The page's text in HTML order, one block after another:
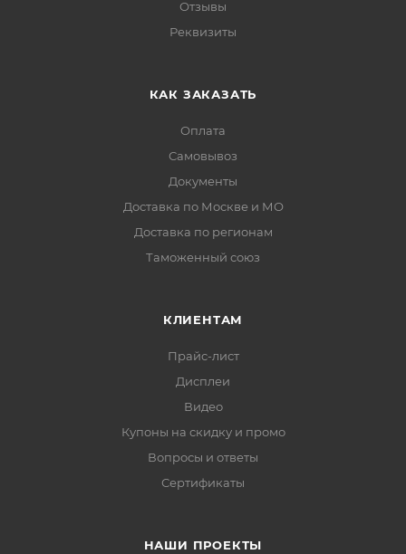
Отзывы
Реквизиты
КАК ЗАКАЗАТЬ
Оплата
Самовывоз
Документы
Доставка по Москве и МО
Доставка по регионам
Таможенный союз
КЛИЕНТАМ
Прайс-лист
Дисплеи
Видео
Купоны на скидку и промо
Вопросы и ответы
Сертификаты
НАШИ ПРОЕКТЫ